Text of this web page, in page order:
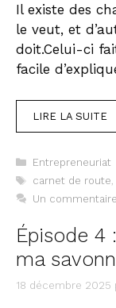
Il existe des
le veut, et
doit.Celui-ci
facile
LIRE LA SUITE
Catégories
Entrepreneuriat
Étiquettes
carnet de route
Un commentaire
Épisode 4
ma
18 décembre 2025